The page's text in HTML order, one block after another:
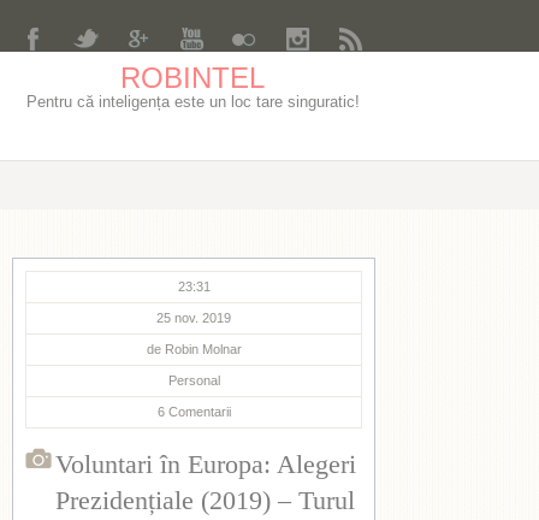
ROBINTEL
Pentru că inteligența este un loc tare singuratic!
23:31
25 nov. 2019
de Robin Molnar
Personal
6 Comentarii
Voluntari în Europa: Alegeri
Prezidențiale (2019) – Turul